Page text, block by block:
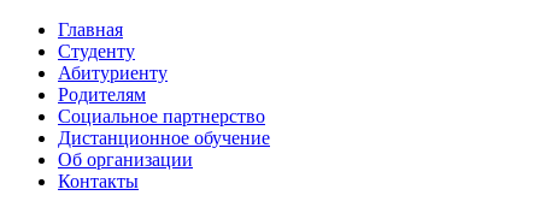
Главная
Студенту
Абитуриенту
Родителям
Социальное партнерство
Дистанционное обучение
Об организации
Контакты